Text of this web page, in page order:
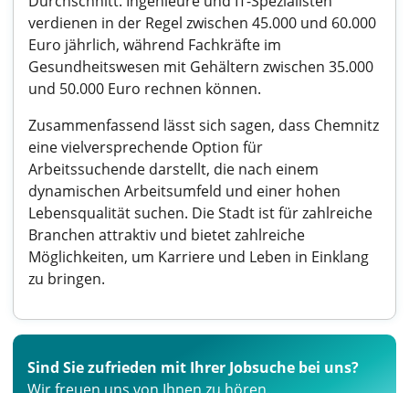
verdienen in der Regel zwischen 45.000 und 60.000
Euro jährlich, während Fachkräfte im
Gesundheitswesen mit Gehältern zwischen 35.000
und 50.000 Euro rechnen können.
Zusammenfassend lässt sich sagen, dass Chemnitz
eine vielversprechende Option für
Arbeitssuchende darstellt, die nach einem
dynamischen Arbeitsumfeld und einer hohen
Lebensqualität suchen. Die Stadt ist für zahlreiche
Branchen attraktiv und bietet zahlreiche
Möglichkeiten, um Karriere und Leben in Einklang
zu bringen.
Sind Sie zufrieden mit Ihrer Jobsuche bei uns?